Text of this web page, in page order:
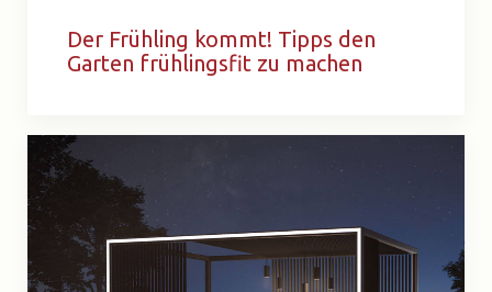
Der Frühling kommt! Tipps den
Garten frühlingsfit zu machen